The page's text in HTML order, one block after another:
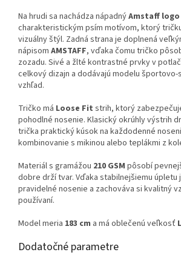
Na hrudi sa nachádza nápadnýAmstaff
charakteristickým psím motívom, ktorý
vizuálny štýl. Zadná strana je doplnená
nápisom AMSTAFF, vďaka čomu tričko
zozadu. Sivé a žlté kontrastné prvky v
celkový dizajn a dodávajú modelu
vzhľad.
Tričko má Loose Fit strih, ktorý
pohodlné nosenie. Klasický okrúhly výstrih
trička praktický kúsok na každodenné
kombinovanie s mikinou alebo teplákmi z
Materiál s gramážou 210 GSM pôsobí
dobre drží tvar. Vďaka stabilnejšiemu úpletu
pravidelné nosenie a zachováva si kvalitný
používaní.
Model meria 183 cm a má oblečenú veľkosť L
Dodatočné parametre